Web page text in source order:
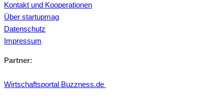
Kontakt und Kooperationen
Über startupmag
Datenschutz
Impressum
Partner:
Wirtschaftsportal Buzzness.de